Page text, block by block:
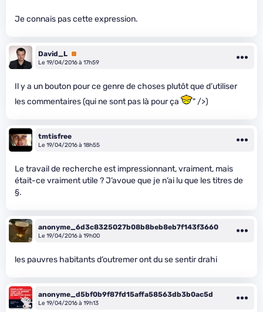
Je connais pas cette expression.
David_L Premium
Le 19/04/2016 à 17h59
Il y a un bouton pour ce genre de choses plutôt que d’utiliser
les commentaires (qui ne sont pas là pour ça
" />)
tmtisfree
Le 19/04/2016 à 18h55
Le travail de recherche est impressionnant, vraiment, mais
était-ce vraiment utile ? J’avoue que je n’ai lu que les titres de
§.
anonyme_6d3c8325027b08b8beb8eb7f143f3660
Le 19/04/2016 à 19h00
les pauvres habitants d’outremer ont du se sentir drahi
anonyme_d5bf0b9f87fd15affa58563db3b0ac5d
Le 19/04/2016 à 19h13